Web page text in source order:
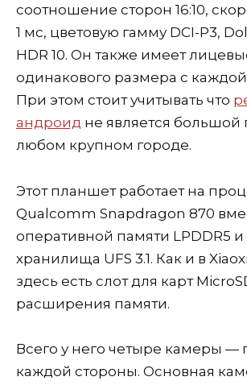
соотношение сторон 16:10,
1 мс, цветовую гамму DCI-P3,
HDR 10. Он также имеет
одинакового размера с
При этом стоит учитывать что
андроид не является
любом крупном городе.
Этот планшет работает на
Qualcomm Snapdragon 870
оперативной памяти LPDDR5 и
хранилища UFS 3.1. Как и в
здесь есть слот для карт
расширения памяти.
Всего у него четыре камеры —
каждой стороны. Основная